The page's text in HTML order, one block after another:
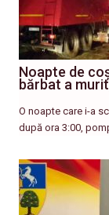
Noapte de
bărbat a
O noapte care i-a
după ora 3:00,